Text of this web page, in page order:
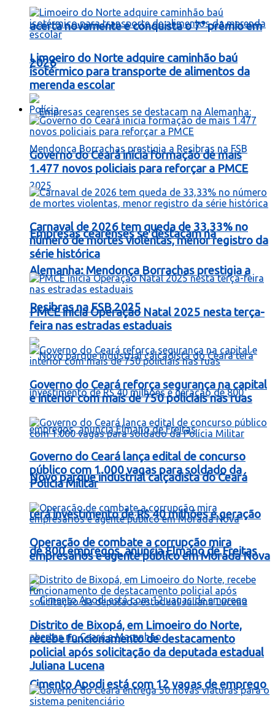
acerta novamente e conquista o 7° prêmio em
2026
Empresas cearenses se destacam na
Alemanha: Mendonça Borrachas prestigia a
Resibras na FSB 2025
Novo parque industrial calçadista do Ceará
terá investimento de R$ 40 milhões e geração
de 800 empregos, anuncia Elmano de Freitas
Cimento Apodi está com 12 vagas de emprego
Limoeiro do Norte adquire caminhão baú
isotérmico para transporte de alimentos da
merenda escolar
Polícia
Governo do Ceará inicia formação de mais
1.477 novos policiais para reforçar a PMCE
Carnaval de 2026 tem queda de 33,33% no
número de mortes violentas, menor registro da
série histórica
PMCE inicia Operação Natal 2025 nesta terça-
feira nas estradas estaduais
Governo do Ceará reforça segurança na capital
e interior com mais de 750 policiais nas ruas
Governo do Ceará lança edital de concurso
público com 1.000 vagas para soldado da
Polícia Militar
Operação de combate a corrupção mira
empresários e agente público em Morada Nova
Distrito de Bixopá, em Limoeiro do Norte,
recebe funcionamento de destacamento
policial após solicitação da deputada estadual
Juliana Lucena